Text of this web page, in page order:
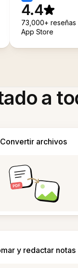
4.4
73,000+ reseñas
App Store
a
Convertir archivos
y redactar notas